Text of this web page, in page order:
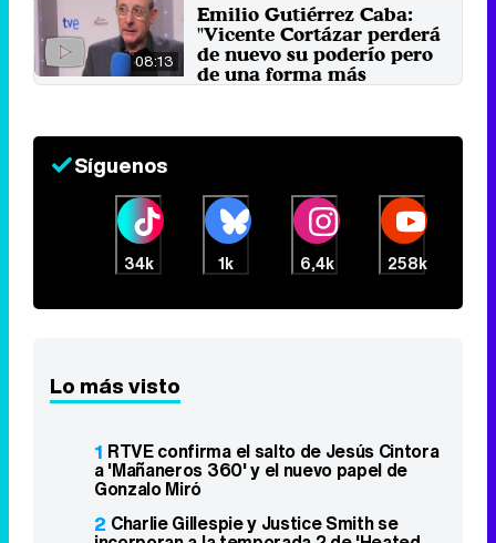
08:13
Emilio Gutiérrez Caba:
"Vicente Cortázar perderá
de nuevo su poderío pero
de una forma más
acusada"
Síguenos
34k 1k 6,4k 258k
Lo más visto
1 RTVE confirma el salto de Jesús Cintora
a 'Mañaneros 360' y el nuevo papel de
Gonzalo Miró
2 Charlie Gillespie y Justice Smith se